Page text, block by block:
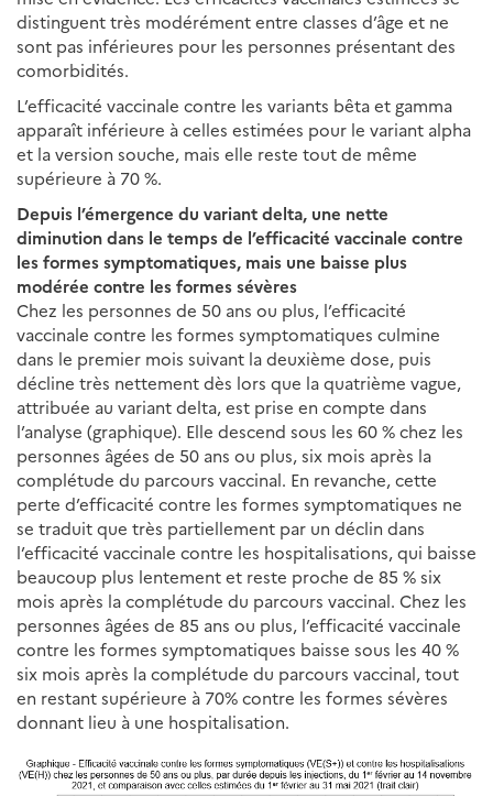
distinguent très modérément entre classes d’âge et ne
sont pas inférieures pour les personnes présentant des
comorbidités.
L’efficacité vaccinale contre les variants bêta et gamma
apparaît inférieure à celles estimées pour le variant alpha
et la version souche, mais elle reste tout de même
supérieure à 70 %.
Depuis l’émergence du variant delta, une nette
diminution dans le temps de l’efficacité vaccinale contre
les formes symptomatiques, mais une baisse plus
modérée contre les formes sévères
Chez les personnes de 50 ans ou plus, l’efficacité
vaccinale contre les formes symptomatiques culmine
dans le premier mois suivant la deuxième dose, puis
décline très nettement dès lors que la quatrième vague,
attribuée au variant delta, est prise en compte dans
l’analyse (graphique). Elle descend sous les 60 % chez les
personnes âgées de 50 ans ou plus, six mois après la
complétude du parcours vaccinal. En revanche, cette
perte d’efficacité contre les formes symptomatiques ne
se traduit que très partiellement par un déclin dans
l’efficacité vaccinale contre les hospitalisations, qui baisse
beaucoup plus lentement et reste proche de 85 % six
mois après la complétude du parcours vaccinal. Chez les
personnes âgées de 85 ans ou plus, l’efficacité vaccinale
contre les formes symptomatiques baisse sous les 40 %
six mois après la complétude du parcours vaccinal, tout
en restant supérieure à 70% contre les formes sévères
donnant lieu à une hospitalisation.